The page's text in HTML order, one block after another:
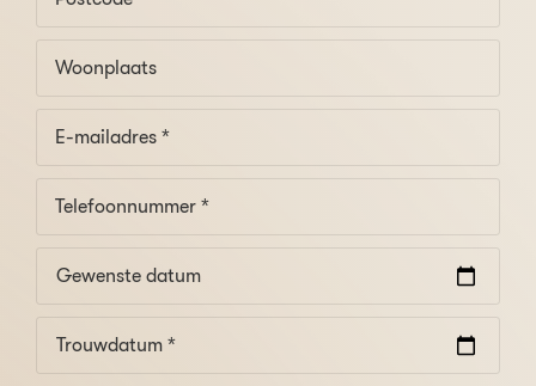
Gewenste datum
Trouwdatum *